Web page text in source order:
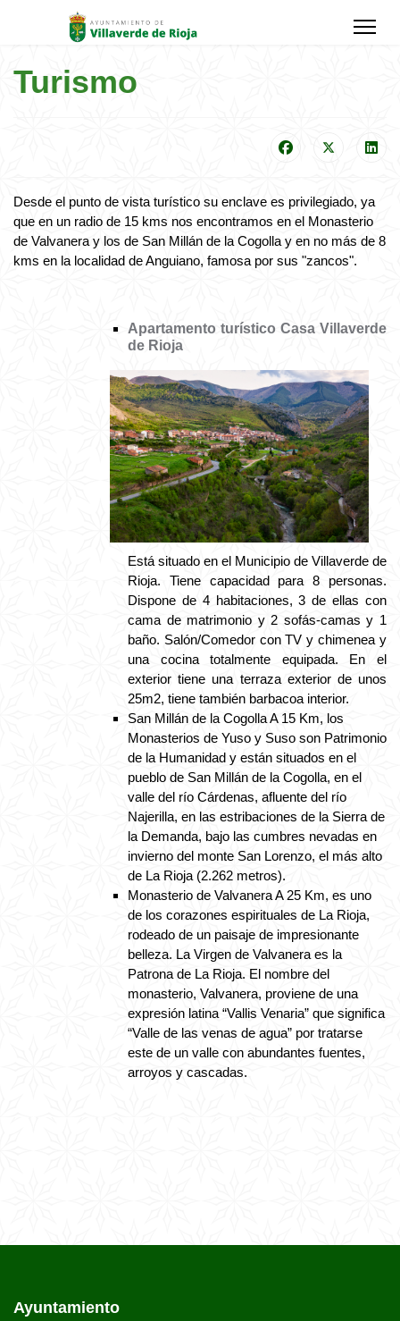
Turismo
Desde el punto de vista turístico su enclave es privilegiado, ya
que en un radio de 15 kms nos encontramos en el Monasterio
de Valvanera y los de San Millán de la Cogolla y en no más de 8
kms en la localidad de Anguiano, famosa por sus "zancos".
Apartamento turístico Casa Villaverde
de Rioja
Está situado en el Municipio de Villaverde de
Rioja. Tiene capacidad para 8 personas.
Dispone de 4 habitaciones, 3 de ellas con
cama de matrimonio y 2 sofás-camas y 1
baño. Salón/Comedor con TV y chimenea y
una cocina totalmente equipada. En el
exterior tiene una terraza exterior de unos
25m2, tiene también barbacoa interior.
San Millán de la Cogolla A 15 Km, los
Monasterios de Yuso y Suso son Patrimonio
de la Humanidad y están situados en el
pueblo de San Millán de la Cogolla, en el
valle del río Cárdenas, afluente del río
Najerilla, en las estribaciones de la Sierra de
la Demanda, bajo las cumbres nevadas en
invierno del monte San Lorenzo, el más alto
de La Rioja (2.262 metros).
Monasterio de Valvanera A 25 Km, es uno
de los corazones espirituales de La Rioja,
rodeado de un paisaje de impresionante
belleza. La Virgen de Valvanera es la
Patrona de La Rioja. El nombre del
monasterio, Valvanera, proviene de una
expresión latina “Vallis Venaria” que significa
“Valle de las venas de agua” por tratarse
este de un valle con abundantes fuentes,
arroyos y cascadas.
Ayuntamiento